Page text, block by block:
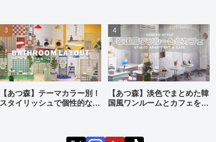
【あつ森】テーマカラー別！
スタイリッシュで個性的なバ
【あつ森】淡色でまとめた韓
国風ワンルームとカフェをつ